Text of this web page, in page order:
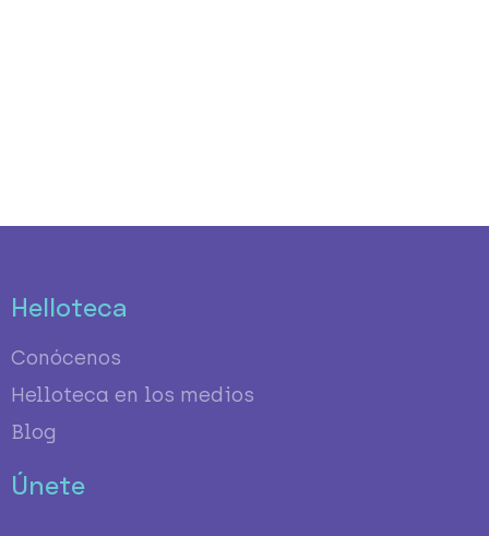
Helloteca
Conócenos
Helloteca en los medios
Blog
Únete